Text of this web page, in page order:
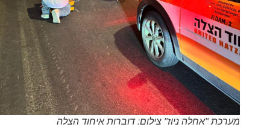
מערכת "אחלה ניוז" צילום: דוברות איחוד הצלה